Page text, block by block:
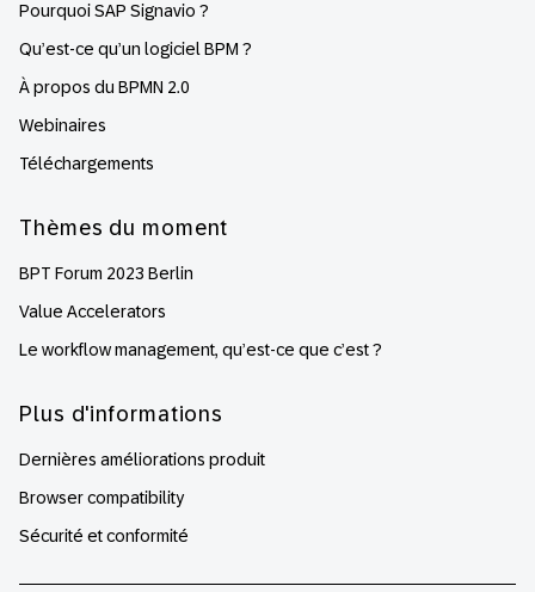
Pourquoi SAP Signavio ?
Qu’est-ce qu’un logiciel BPM ?
À propos du BPMN 2.0
Webinaires
Téléchargements
Thèmes du moment
BPT Forum 2023 Berlin
Value Accelerators
Le workflow management, qu’est-ce que c’est ?
Plus d'informations
Dernières améliorations produit
Browser compatibility
Sécurité et conformité